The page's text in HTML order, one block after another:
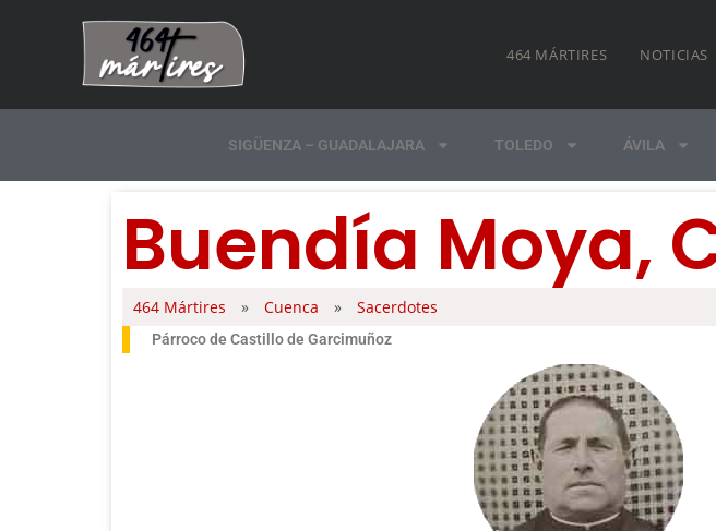
464 MÁRTIRES NOTICIAS
SIGÜENZA – GUADALAJARA TOLEDO ÁVILA
Buendía Moya,
464 Mártires » Cuenca » Sacerdotes
Párroco de Castillo de Garcimuñoz